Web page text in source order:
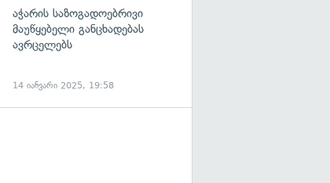
აჭარის საზოგადოებრივი
მაუწყებელი განცხადებას
ავრცელებს
14 იანვარი 2025, 19:58